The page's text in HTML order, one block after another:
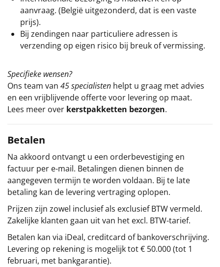
aanvraag. (België uitgezonderd, dat is een vaste
prijs).
Bij zendingen naar particuliere adressen is
verzending op eigen risico bij breuk of vermissing.
Specifieke wensen?
Ons team van 45 specialisten helpt u graag met advies
en een vrijblijvende offerte voor levering op maat.
Lees meer over kerstpakketten bezorgen.
Betalen
Na akkoord ontvangt u een orderbevestiging en
factuur per e-mail. Betalingen dienen binnen de
aangegeven termijn te worden voldaan. Bij te late
betaling kan de levering vertraging oplopen.
Prijzen zijn zowel inclusief als exclusief BTW vermeld.
Zakelijke klanten gaan uit van het excl. BTW-tarief.
Betalen kan via iDeal, creditcard of bankoverschrijving.
Levering op rekening is mogelijk tot € 50.000 (tot 1
februari, met bankgarantie).